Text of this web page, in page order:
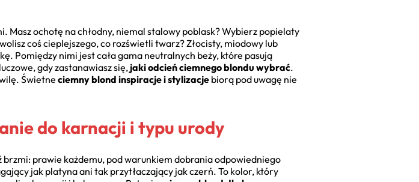
Masz ochotę na chłodny, niemal stalowy poblask? Wybierz popielaty
coś cieplejszego, co rozświetli twarz? Złocisty, miodowy lub
Pomiędzy nimi jest cała gama neutralnych beży, które pasują
gdy zastanawiasz się, jaki odcień ciemnego blondu wybrać.
Świetneciemny blond inspiracje i stylizacje biorą pod uwagę nie
do karnacji i typu urody
prawie każdemu, pod warunkiem dobrania odpowiedniego
jak platyna ani tak przytłaczający jak czerń. To kolor, który